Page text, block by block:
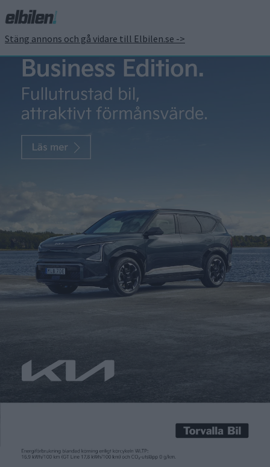
Stäng annons och gå vidare till Elbilen.se ->
Lynk & Co ska säljas hos
Volvohandlare
Carl Undéhn 7 feb 2025
bilen kommer kunna göra det hos Volvohandlare. Förutom här
i Sverige kommer Lynk & Co säljas hos Volvohandlare i
. Det blir märkets första helt eldrivna modell på den
bilen kommer kunna göra det hos Volvohandlare. Förutom här